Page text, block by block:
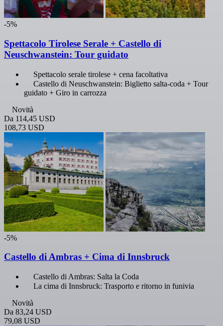
-5%
Spettacolo Tirolese Serale + Castello di
Neuschwanstein: Tour guidato
Spettacolo serale tirolese + cena facoltativa
Castello di Neuschwanstein: Biglietto salta-coda + Tour
guidato + Giro in carrozza
Novità
Da 114,45 USD
108,73 USD
-5%
Castello di Ambras + Cima di Innsbruck
Castello di Ambras: Salta la Coda
La cima di Innsbruck: Trasporto e ritorno in funivia
Novità
Da 83,24 USD
79,08 USD